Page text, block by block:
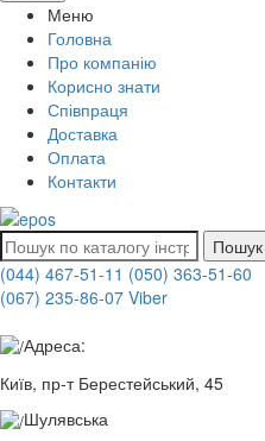
Меню
Головна
Про компанію
Корисно знати
Співпраця
Доставка
Оплата
Контакти
Пошук
(044) 467-51-11 (050) 363-51-60
(067) 235-86-07 Viber
Адреса:
Київ, пр-т Берестейський, 45
Шулявська